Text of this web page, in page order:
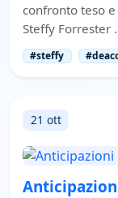
confronto teso
Steffy Forrester
#steffy
21 ott